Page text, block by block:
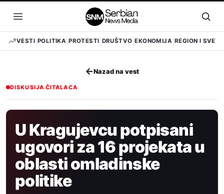
sadržaj
Otvori
meni
VESTI POLITIKA PROTESTI DRUŠTVO EKONOMIJA REGION I SVET
←Nazad na vest
DISKUSIJA ČITALACA
U Kragujevcu potpisani
ugovori za 16 projekata u
oblasti omladinske
politike